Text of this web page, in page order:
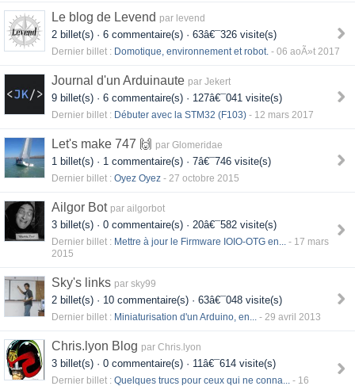
Le blog de Levend par levend
2 billet(s) · 6 commentaire(s) · 63â€¯326 visite(s)
Dernier billet : Domotique, environnement et robot. - 06 aoÃ»t 2017
Journal d'un Arduinaute par Jekert
9 billet(s) · 6 commentaire(s) · 127â€¯041 visite(s)
Dernier billet : Débuter avec la STM32 (F103) - 12 mars 2017
Let's make 747 🙌 par Glomeridae
1 billet(s) · 1 commentaire(s) · 7â€¯746 visite(s)
Dernier billet : Oyez Oyez - 27 octobre 2015
Ailgor Bot par ailgorbot
3 billet(s) · 0 commentaire(s) · 20â€¯582 visite(s)
Dernier billet : Mettre à jour le Firmware IOIO-OTG en...
- 17 mars
2015
Sky's links par sky99
2 billet(s) · 10 commentaire(s) · 63â€¯048 visite(s)
Dernier billet : Miniaturisation d'un Arduino, en... - 29 avril 2013
Chris.lyon Blog par Chris.lyon
3 billet(s) · 0 commentaire(s) · 11â€¯614 visite(s)
Dernier billet : Quelques trucs pour ceux qui ne conna... - 16